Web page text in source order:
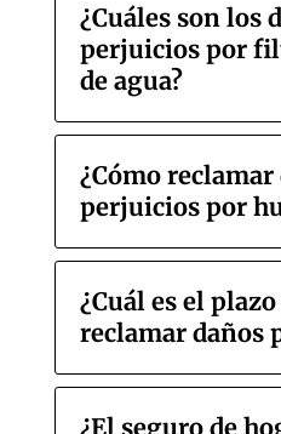
¿Cuáles son los
perjuicios por
de agua?
¿Cómo reclamar
perjuicios por
¿Cuál es el
reclamar daños
¿El seguro de